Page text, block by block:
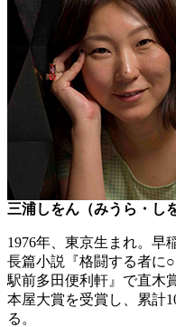
三浦しをん（みうら・し
1976年、東京生まれ。早
長篇小説『格闘する者に
駅前多田便利軒』で直木
本屋大賞を受賞し、累計
る。